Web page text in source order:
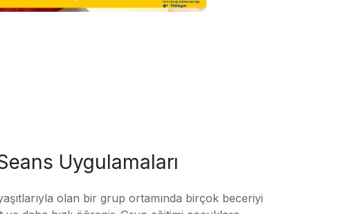
Uygulamaları
olan bir grup ortamında birçok beceriyi